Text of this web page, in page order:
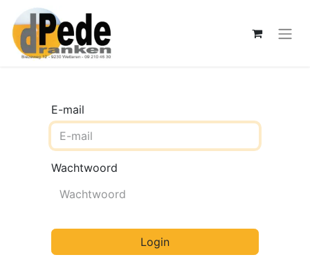
E-mail
Wachtwoord
Login